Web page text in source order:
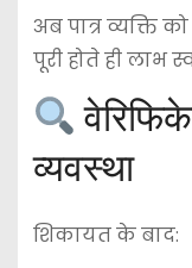
अब पात्र व्यक्ति को
पूरी होते ही लाभ
व्यवस्था
शिकायत के बाद: